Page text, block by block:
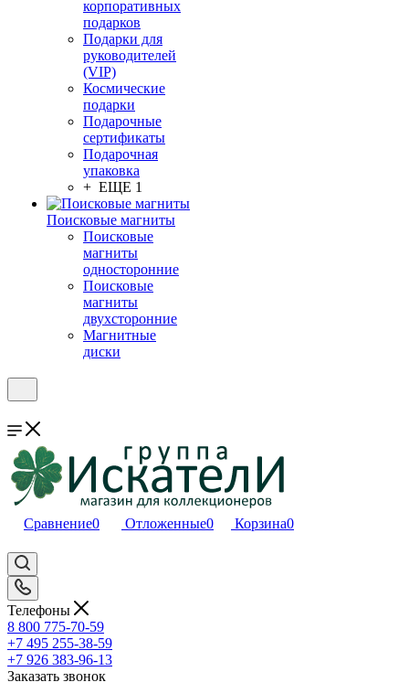
корпоративных
подарков
Подарки для
руководителей
(VIP)
Космические
подарки
Подарочные
сертификаты
Подарочная
упаковка
+ ЕЩЕ 1
Поисковые магниты
Поисковые
магниты
односторонние
Поисковые
магниты
двухсторонние
Магнитные
диски
Сравнение0 Отложенные0 Корзина0
Телефоны
8 800 775-70-59
+7 495 255-38-59
+7 926 383-96-13
Заказать звонок